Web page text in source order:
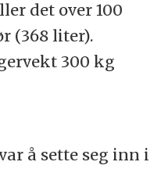
det over 100
(368 liter).
300 kg
å sette seg inn i